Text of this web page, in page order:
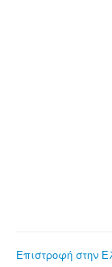
Επιστροφή στην